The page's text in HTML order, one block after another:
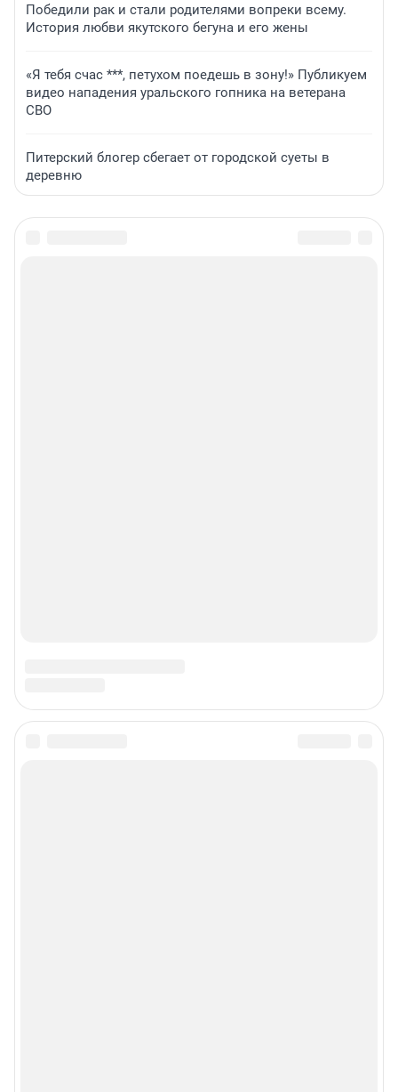
Победили рак и стали родителями вопреки всему.
История любви якутского бегуна и его жены
«Я тебя счас ***, петухом поедешь в зону!» Публикуем
видео нападения уральского гопника на ветерана
СВО
Питерский блогер сбегает от городской суеты в
деревню